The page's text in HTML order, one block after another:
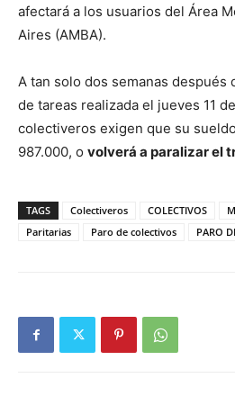
afectará a los usuarios del Área
Aires (AMBA).
A tan solo dos semanas después
de tareas realizada el jueves 11
colectiveros exigen que su
987.000, o volverá a paralizar el
TAGS Colectiveros COLECTIVOS
Paritarias
Paro de colectivos PARO